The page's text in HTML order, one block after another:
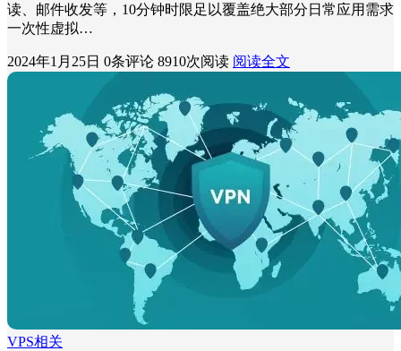
读、邮件收发等，10分钟时限足以覆盖绝大部分日常应用需求
一次性虚拟…
2024年1月25日 0条评论 8910次阅读 阅读全文
VPS相关